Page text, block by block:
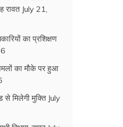
रावत July 21,
का प्रशिक्षण
का मौके पर हुआ
से मिलेगी मुक्ति July